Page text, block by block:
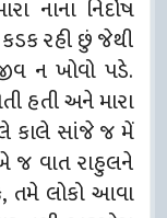
નાના નિર્દોષ
રહી છું જેથી
ન ખોવો પડે.
હતી અને મારા
કાલે સાંજે જ મેં
જ વાત રાહુલને
તમે લોકો આવા